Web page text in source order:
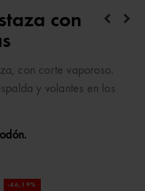
con
con corte vaporoso.
y volantes en los
-46,19%